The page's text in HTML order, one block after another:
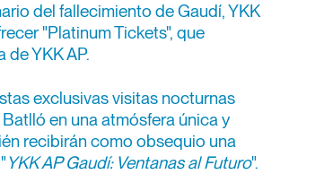
del fallecimiento de Gaudí, YKK
"Platinum Tickets", que
YKK AP.
exclusivas visitas nocturnas
en una atmósfera única y
recibirán como obsequio una
YKK AP Gaudí: Ventanas al Futuro".